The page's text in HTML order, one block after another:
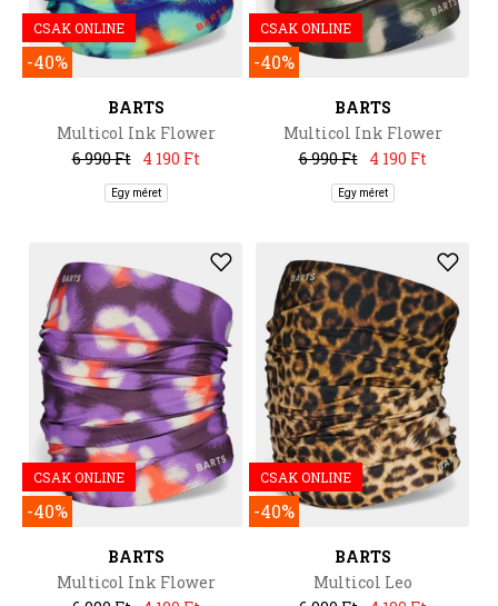
CSAK ONLINE
-40%
BARTS
Multicol Ink Flower
6 990 Ft
4 190 Ft
Egy méret
CSAK ONLINE
-40%
BARTS
Multicol Ink Flower
6 990 Ft
4 190 Ft
Egy méret
CSAK ONLINE
-40%
BARTS
Multicol Ink Flower
CSAK ONLINE
-40%
BARTS
Multicol Leo